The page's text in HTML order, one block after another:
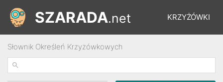
KRZYŻÓWKI
SZARADA.net
Słownik Określeń Krzyżówkowych